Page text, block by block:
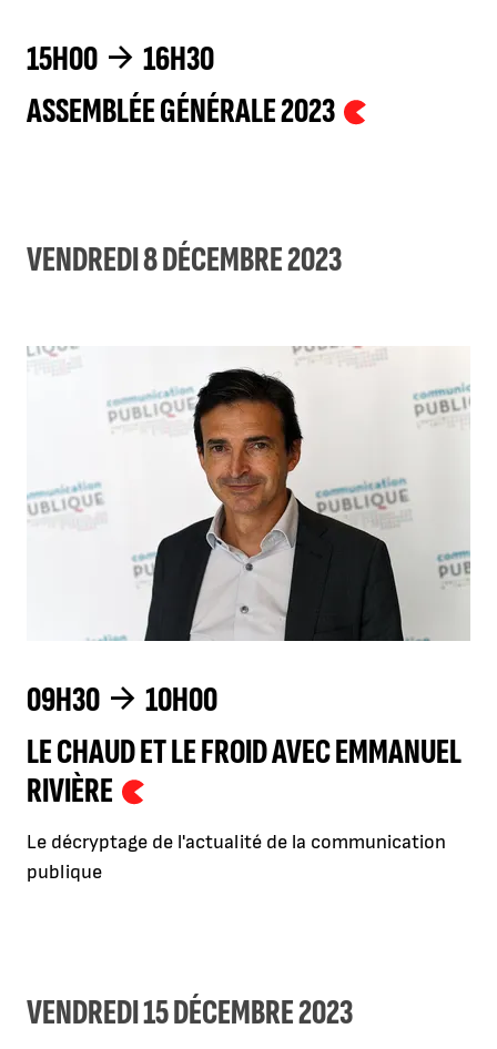
ASSEMBLÉE GÉNÉRALE 2023
15H00 16H30
VENDREDI 8 DÉCEMBRE 2023
LE CHAUD ET LE FROID AVEC EMMANUEL
RIVIÈRE
09H30 10H00
Le décryptage de l'actualité de la communication
publique
VENDREDI 15 DÉCEMBRE 2023